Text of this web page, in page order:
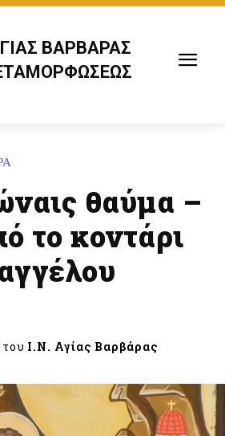
ΒΑΡΒΑΡΑΣ
θαύμα –
το κοντάρι
Ι.Ν. Αγίας Βαρβάρας